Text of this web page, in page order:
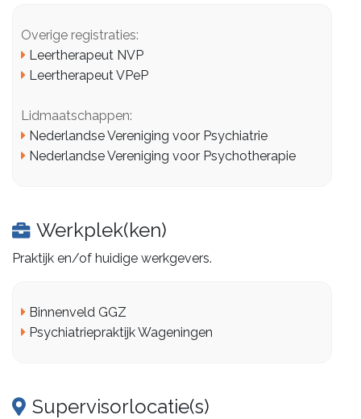
Overige registraties:
Leertherapeut NVP
Leertherapeut VPeP
Lidmaatschappen:
Nederlandse Vereniging voor Psychiatrie
Nederlandse Vereniging voor Psychotherapie
Werkplek(ken)
Praktijk en/of huidige werkgevers.
Binnenveld GGZ
Psychiatriepraktijk Wageningen
Supervisorlocatie(s)